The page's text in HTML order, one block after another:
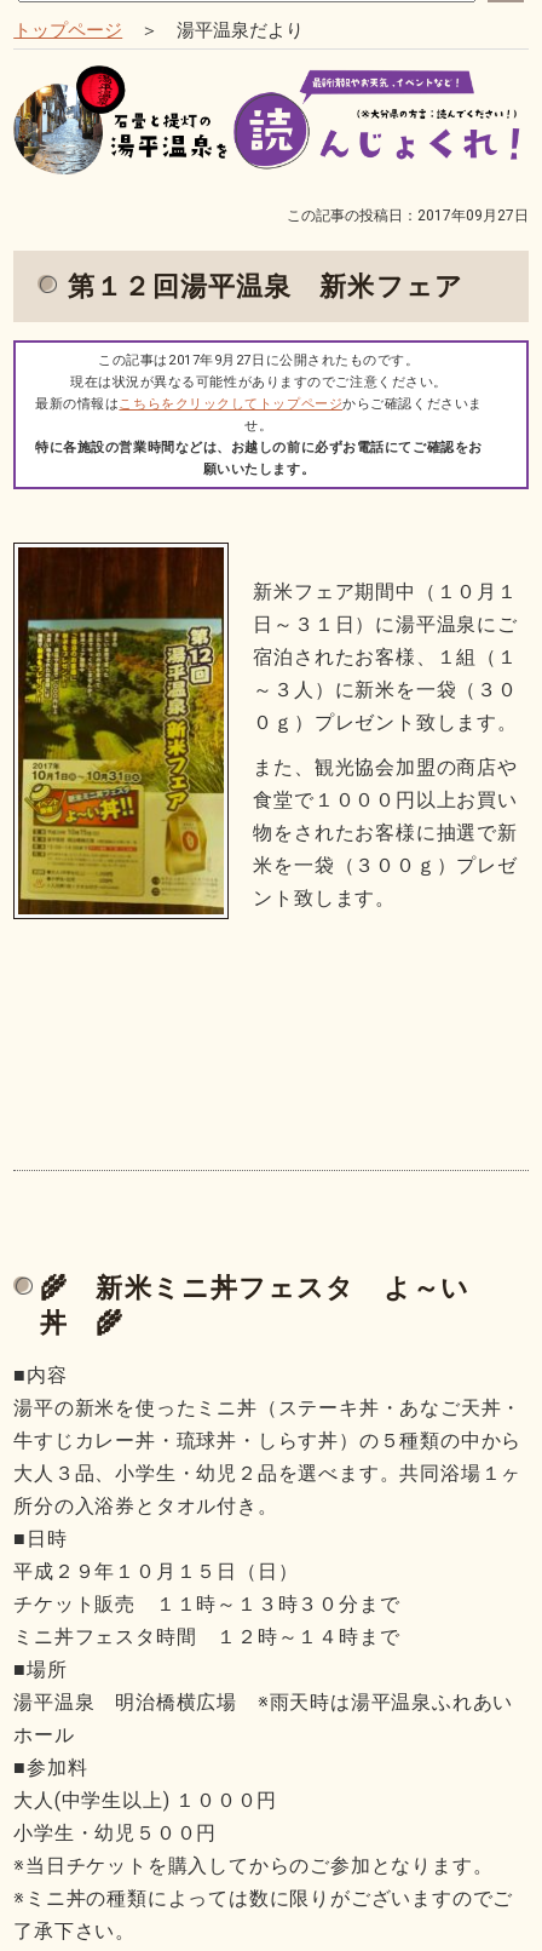
トップページ ＞ 湯平温泉だより
この記事の投稿日：2017年09月27日
第１２回湯平温泉 新米フェア
この記事は2017年9月27日に公開されたものです。
現在は状況が異なる可能性がありますのでご注意ください。
最新の情報はこちらをクリックしてトップページからご確認くださいま
せ。
特に各施設の営業時間などは、お越しの前に必ずお電話にてご確認をお
願いいたします。
新米フェア期間中（１０月１
日～３１日）に湯平温泉にご
宿泊されたお客様、１組（１
～３人）に新米を一袋（３０
０ｇ）プレゼント致します。
また、観光協会加盟の商店や
食堂で１０００円以上お買い
物をされたお客様に抽選で新
米を一袋（３００ｇ）プレゼ
ント致します。
🌾 新米ミニ丼フェスタ よ～い
丼 🌾
■内容
湯平の新米を使ったミニ丼（ステーキ丼・あなご天丼・
牛すじカレー丼・琉球丼・しらす丼）の５種類の中から
大人３品、小学生・幼児２品を選べます。共同浴場１ヶ
所分の入浴券とタオル付き。
■日時
平成２９年１０月１５日（日）
チケット販売 １１時～１３時３０分まで
ミニ丼フェスタ時間 １２時～１４時まで
■場所
湯平温泉 明治橋横広場 ※雨天時は湯平温泉ふれあい
ホール
■参加料
大人(中学生以上) １０００円
小学生・幼児５００円
※当日チケットを購入してからのご参加となります。
※ミニ丼の種類によっては数に限りがございますのでご
了承下さい。